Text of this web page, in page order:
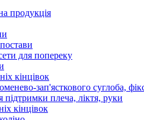
продукція
для попереку
кінцівок
зап'ясткового суглоба,
підтримки плеча, ліктя, руки
кінцівок